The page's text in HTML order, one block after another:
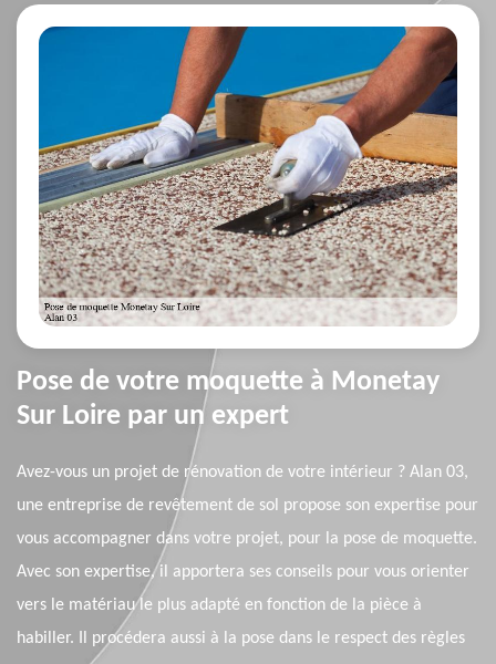
Pose de votre moquette à Monetay
Sur Loire par un expert
Avez-vous un projet de rénovation de votre intérieur ? Alan 03,
une entreprise de revêtement de sol propose son expertise pour
vous accompagner dans votre projet, pour la pose de moquette.
Avec son expertise, il apportera ses conseils pour vous orienter
vers le matériau le plus adapté en fonction de la pièce à
habiller. Il procédera aussi à la pose dans le respect des règles